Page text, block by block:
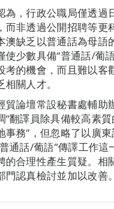
為，行政公職局僅透過
而非透過公開招聘等更
澳缺乏以普通話為母語
使少數具備“普通話/葡
考的機會，而且難以客
關人才。
貿論壇常設秘書處輔助
“翻譯員除具備較高素質
事務”，但忽略了以廣
通話/葡語”傳譯工作
的合理性產生質疑。相
認真檢討並加以改善。